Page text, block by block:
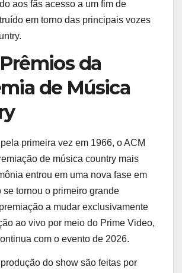
aos fãs acesso a um fim de
em torno das principais vozes
Prêmios da
de Música
primeira vez em 1966, o ACM
de música country mais
entrou em uma nova fase em
se tornou o primeiro grande
a mudar exclusivamente
ao vivo por meio do Prime Video,
com o evento de 2026.
do show são feitas por